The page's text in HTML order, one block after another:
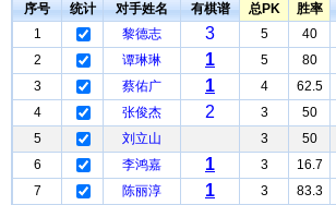
序号
统计 对手姓名 有棋谱 总PK 胜率
1
黎德志 3 5 40
2
谭琳琳 1 5 80
3
蔡佑广 1 4 62.5
4
张俊杰 2 3 50
5
刘立山 3 50
6
李鸿嘉 1 3 16.7
7
陈丽淳 1 3 83.3